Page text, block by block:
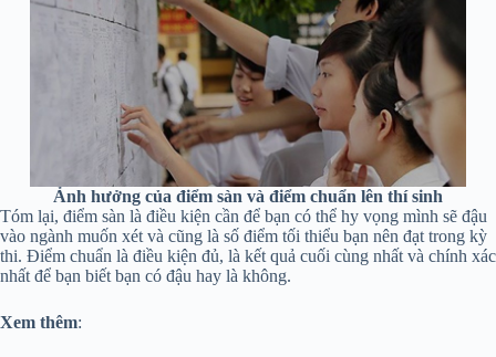
Ảnh hưởng của điểm sàn và điểm chuẩn lên thí sinh
Tóm lại, điểm sàn là điều kiện cần để bạn có thể hy vọng mình sẽ đậu
vào ngành muốn xét và cũng là số điểm tối thiểu bạn nên đạt trong kỳ
thi. Điểm chuẩn là điều kiện đủ, là kết quả cuối cùng nhất và chính xác
nhất để bạn biết bạn có đậu hay là không.
Xem thêm: